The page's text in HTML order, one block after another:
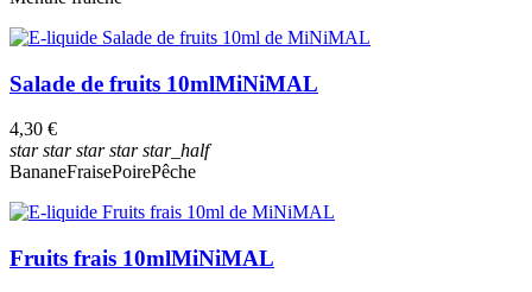
Salade de fruits 10mlMiNiMAL
4,30 €
starstarstarstarstar_half
BananeFraisePoirePêche
Fruits frais 10mlMiNiMAL